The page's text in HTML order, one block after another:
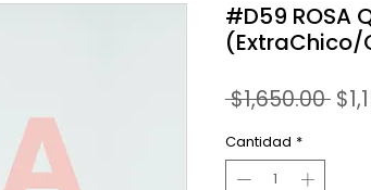
#D59 ROSA
(ExtraChico/
$1,650.00
Cantidad *